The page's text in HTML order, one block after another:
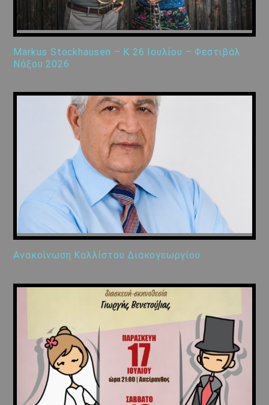
Markus Stockhausen – K 26 Ιουλίου – Φεστιβάλ
Νάξου 2026
Ανακοίνωση Καλλίστου Διακογεωργίου